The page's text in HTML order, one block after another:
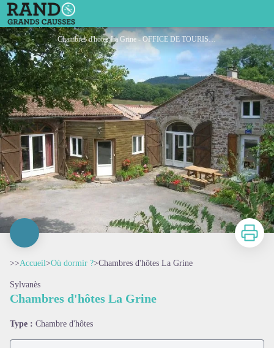
Chambres d'hôtes La Grine
Chambres d'hotes La Grine - OFFICE DE TOURISME DU ROUGIER DE CAMARES
Voir l'image en plein écran
Imprimer
>>Accueil>Où dormir ?>Chambres d'hôtes La Grine
Sylvanès
Chambres d'hôtes La Grine
Type : Chambre d'hôtes